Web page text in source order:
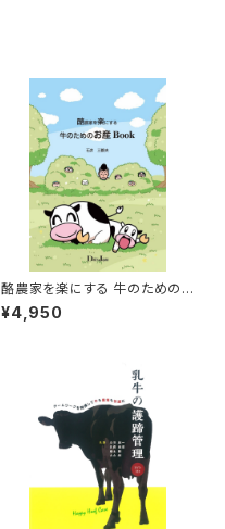
酪農家を楽にする 牛のための
お産Book
¥4,950